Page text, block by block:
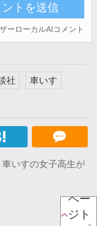
社
車いす
いすの女子高生が
ペー
ジト